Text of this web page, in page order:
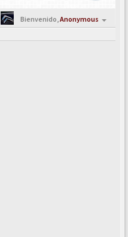
Bienvenido,Anonymous